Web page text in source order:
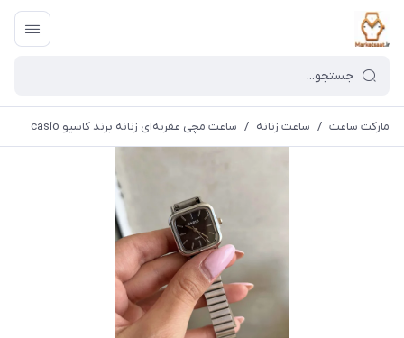
مارکت ساعت / ساعت زنانه / ساعت مچی عقربه‌ای زنانه برند کاسیو casio